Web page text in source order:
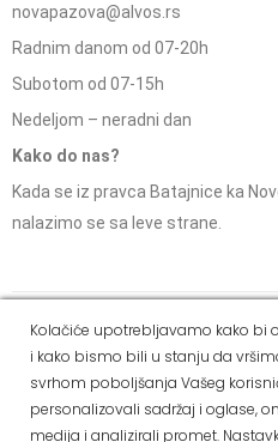
novapazova@alvos.rs
Radnim danom od 07-20h
Subotom od 07-15h
Nedeljom – neradni dan
Kako do nas?
Kada se iz pravca Batajnice ka
nalazimo se sa leve strane.
Dostava i
način
plaćanja
Politika
privatnosti
Social
Kolačiće upotrebljavamo kako bi
i kako bismo bili u stanju da
svrhom poboljšanja Vašeg
personalizovali sadržaj i oglase,
medija i analizirali promet.